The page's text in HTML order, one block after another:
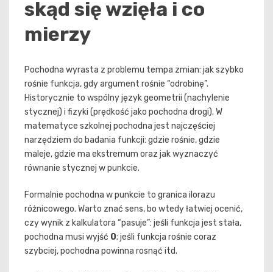
skąd się wzięła i co
mierzy
Pochodna wyrasta z problemu tempa zmian: jak szybko
rośnie funkcja, gdy argument rośnie “odrobinę”.
Historycznie to wspólny język geometrii (nachylenie
stycznej) i fizyki (prędkość jako pochodna drogi). W
matematyce szkolnej pochodna jest najczęściej
narzędziem do badania funkcji: gdzie rośnie, gdzie
maleje, gdzie ma ekstremum oraz jak wyznaczyć
równanie stycznej w punkcie.
Formalnie pochodna w punkcie to granica ilorazu
różnicowego. Warto znać sens, bo wtedy łatwiej ocenić,
czy wynik z kalkulatora “pasuje”: jeśli funkcja jest stała,
pochodna musi wyjść 0; jeśli funkcja rośnie coraz
szybciej, pochodna powinna rosnąć itd.